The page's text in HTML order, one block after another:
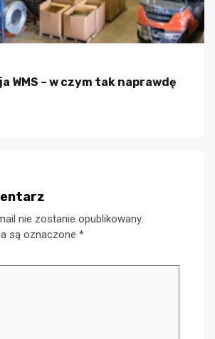
WMS – w czym tak naprawdę
nie zostanie opublikowany.
są oznaczone *